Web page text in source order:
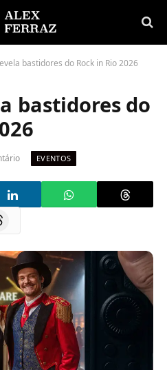
bastidores do Rock in Rio 2026
bastidores do
EVENTOS